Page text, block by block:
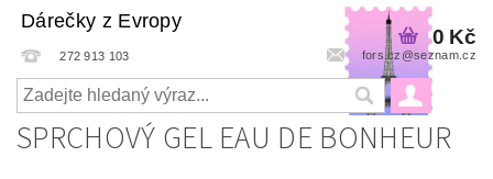
Dárečky z Evropy
272 913 103 fors.cz@seznam.cz
0 Kč
SPRCHOVÝ GEL EAU DE BONHEUR